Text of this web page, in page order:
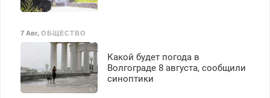
7 Авг, ОБЩЕСТВО
Какой будет погода в
Волгограде 8 августа, сообщили
синоптики